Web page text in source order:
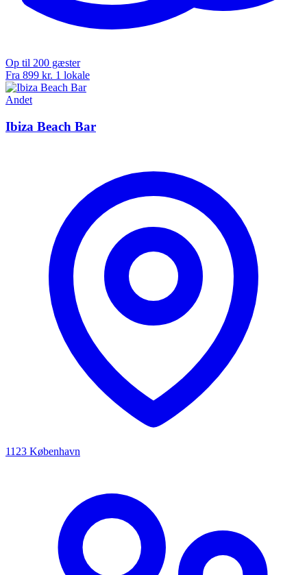
Op til 200 gæster
Fra 899 kr. 1 lokale
Andet
Ibiza Beach Bar
1123 København